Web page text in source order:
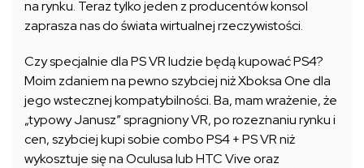
na rynku. Teraz tylko jeden z producentów konsol
zaprasza nas do świata wirtualnej rzeczywistości.
Czy specjalnie dla PS VR ludzie będą kupować PS4?
Moim zdaniem na pewno szybciej niż Xboksa One dla
jego wstecznej kompatybilności. Ba, mam wrażenie, że
„typowy Janusz” spragniony VR, po rozeznaniu rynku i
cen, szybciej kupi sobie combo PS4 + PS VR niż
wykosztuje się na Oculusa lub HTC Vive oraz